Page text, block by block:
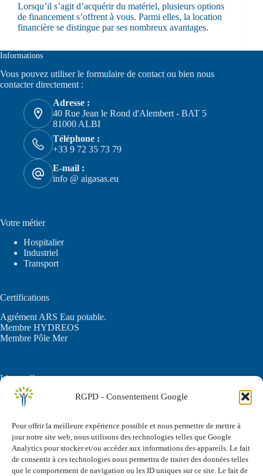
RGPD - Consentement Google
Pour offrir la meilleure expérience possible et nous permettre de mettre à
jour notre site web, nous utilisons des technologies telles que Google
Analytics pour stocker et/ou accéder aux informations des appareils. Le fait
de consentir à ces technologies nous permettra de traiter des données telles
que le comportement de navigation ou les ID uniques sur ce site. Le fait de
Lorsqu’il s’agit d’acquérir du matériel, plusieurs options
de financement s’offrent à vous. Parmi elles, la location
financière se distingue par ses nombreux avantages.
Informations
Vous pouvez utiliser le formulaire de contact ou bien nous
contacter directement :
Adresse :
40 Rue Jean le Rond d'Alembert - BAT 5
81000 ALBI
Téléphone :
+33 9 72 35 73 79
E-mail :
info @ aigasas.eu
Votre métier
Hospitalier
Industriel
Transport
Certifications
Agrément ARS Eau potable.
Membre HYDREOS
Membre Pôle Mer
Liens utiles
C.G.U.
Politique de confidentialité
Vos questions
Comment supprimer le biofilm sans chimie ?